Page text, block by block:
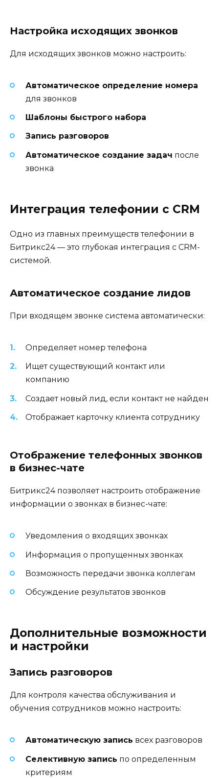
Настройка исходящих звонков
Для исходящих звонков можно настроить:
Автоматическое определение номера
для звонков
Шаблоны быстрого набора
Запись разговоров
Автоматическое создание задач после
звонка
Интеграция телефонии с CRM
Одно из главных преимуществ телефонии в
Битрикс24 — это глубокая интеграция с CRM-
системой.
Автоматическое создание лидов
При входящем звонке система автоматически:
Определяет номер телефона
Ищет существующий контакт или
компанию
Создает новый лид, если контакт не найден
Отображает карточку клиента сотруднику
Отображение телефонных звонков
в бизнес-чате
Битрикс24 позволяет настроить отображение
информации о звонках в бизнес-чате:
Уведомления о входящих звонках
Информация о пропущенных звонках
Возможность передачи звонка коллегам
Обсуждение результатов звонков
Дополнительные возможности
и настройки
Запись разговоров
Для контроля качества обслуживания и
обучения сотрудников можно настроить:
Автоматическую запись всех разговоров
Селективную запись по определенным
критериям